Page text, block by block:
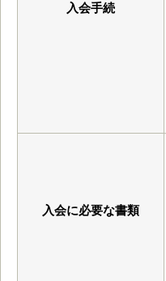
入会手続
入会に必要な書類